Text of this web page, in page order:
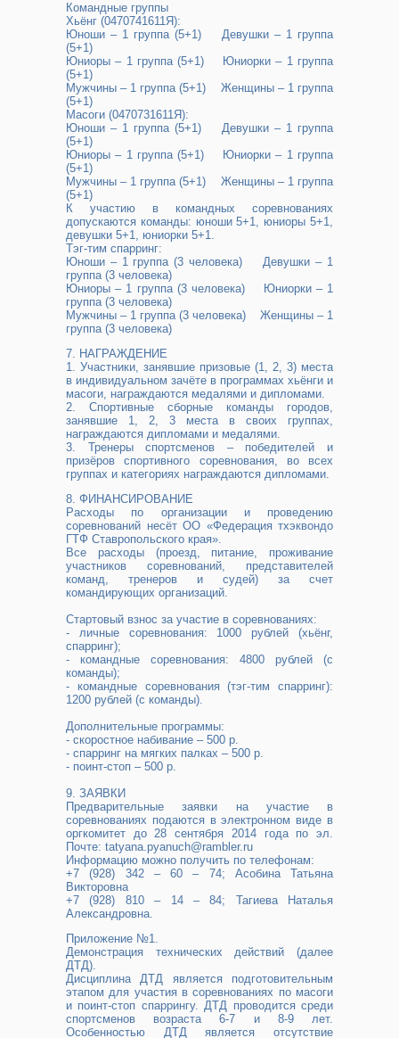
Командные группы
Хьёнг (0470741611Я):
Юноши – 1 группа (5+1) Девушки – 1 группа
(5+1)
Юниоры – 1 группа (5+1) Юниорки – 1 группа
(5+1)
Мужчины – 1 группа (5+1) Женщины – 1 группа
(5+1)
Масоги (0470731611Я):
Юноши – 1 группа (5+1) Девушки – 1 группа
(5+1)
Юниоры – 1 группа (5+1) Юниорки – 1 группа
(5+1)
Мужчины – 1 группа (5+1) Женщины – 1 группа
(5+1)
К участию в командных соревнованиях
допускаются команды: юноши 5+1, юниоры 5+1,
девушки 5+1, юниорки 5+1.
Тэг-тим спарринг:
Юноши – 1 группа (3 человека) Девушки – 1
группа (3 человека)
Юниоры – 1 группа (3 человека) Юниорки – 1
группа (3 человека)
Мужчины – 1 группа (3 человека) Женщины – 1
группа (3 человека)
7. НАГРАЖДЕНИЕ
1. Участники, занявшие призовые (1, 2, 3) места
в индивидуальном зачёте в программах хьёнги и
масоги, награждаются медалями и дипломами.
2. Спортивные сборные команды городов,
занявшие 1, 2, 3 места в своих группах,
награждаются дипломами и медалями.
3. Тренеры спортсменов – победителей и
призёров спортивного соревнования, во всех
группах и категориях награждаются дипломами.
8. ФИНАНСИРОВАНИЕ
Расходы по организации и проведению
соревнований несёт ОО «Федерация тхэквондо
ГТФ Ставропольского края».
Все расходы (проезд, питание, проживание
участников соревнований, представителей
команд, тренеров и судей) за счет
командирующих организаций.
Стартовый взнос за участие в соревнованиях:
- личные соревнования: 1000 рублей (хьёнг,
спарринг);
- командные соревнования: 4800 рублей (с
команды);
- командные соревнования (тэг-тим спарринг):
1200 рублей (с команды).
Дополнительные программы:
- скоростное набивание – 500 р.
- спарринг на мягких палках – 500 р.
- поинт-стоп – 500 р.
9. ЗАЯВКИ
Предварительные заявки на участие в
соревнованиях подаются в электронном виде в
оргкомитет до 28 сентября 2014 года по эл.
Почте: tatyana.pyanuch@rambler.ru
Информацию можно получить по телефонам:
+7 (928) 342 – 60 – 74; Асобина Татьяна
Викторовна
+7 (928) 810 – 14 – 84; Тагиева Наталья
Александровна.
Приложение №1.
Демонстрация технических действий (далее
ДТД).
Дисциплина ДТД является подготовительным
этапом для участия в соревнованиях по масоги
и поинт-стоп спаррингу. ДТД проводится среди
спортсменов возраста 6-7 и 8-9 лет.
Особенностью ДТД является отсутствие